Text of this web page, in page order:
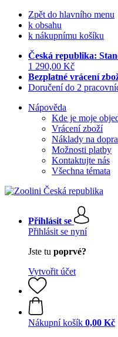
Zpět do hlavního menu
k obsahu
k nákupnímu košíku
Česká republika:
1 290,00 Kč
Bezplatné vrácení
Doručení do 2
Nápověda
Kde je moje
Vrácení zboží
Náklady na
Možnosti platby
Kontaktujte nás
Všechna témata
Přihlásit se
Přihlásit se nyní
Jste tu poprvé?
Vytvořit účet
Nákupní košík 0,00 Kč